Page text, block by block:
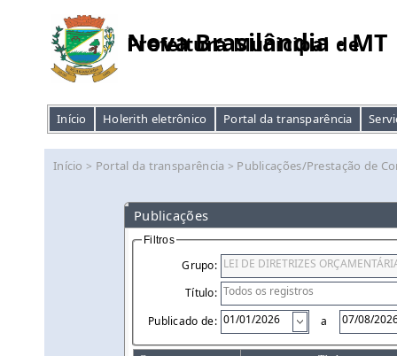
Prefeitura Municipal de
Nova Brasilândia - MT
Início Holerith eletrônico Portal da transparência
Início > Portal da transparência > Publicações/Prestação de
Publicações
Filtros
Grupo:
Título:
Publicado de:
a